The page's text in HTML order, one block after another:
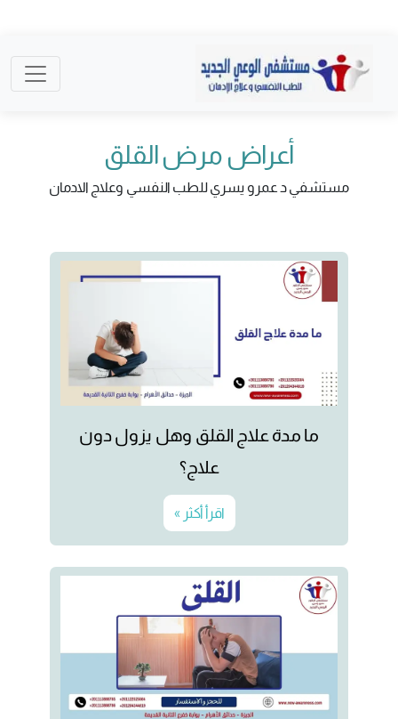
أعراض مرض القلق
مستشفي د عمرو يسري للطب النفسي وعلاج الادمان
ما مدة علاج القلق وهل يزول دون
علاج؟
اقرأ أكثر »